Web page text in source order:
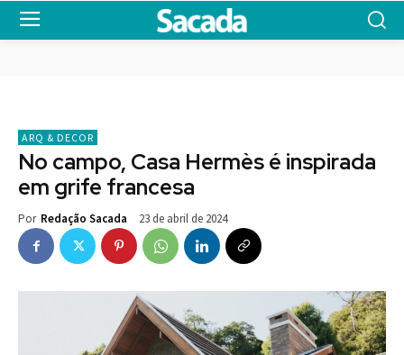
ARQ & DECOR
No campo, Casa Hermès é inspirada
em grife francesa
Por Redação Sacada 23 de abril de 2024